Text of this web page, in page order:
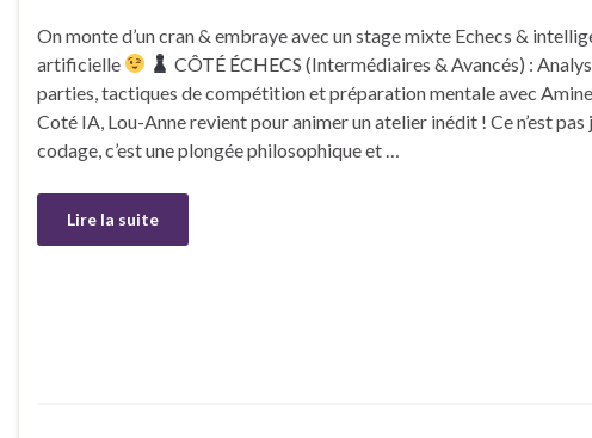
On monte d’un cran & embraye avec un stage mixte Echecs &
artificielle
CÔTÉ ÉCHECS (Intermédiaires & Avancés) :
parties, tactiques de compétition et préparation mentale avec Amine.
Coté IA, Lou-Anne revient pour animer un atelier inédit ! Ce n’est pas
codage, c’est une plongée philosophique et …
Lire la suite